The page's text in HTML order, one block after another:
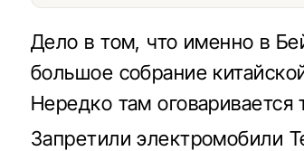
Дело в том, что именно в
большое собрание
Нередко там оговаривается
Запретили электромобили